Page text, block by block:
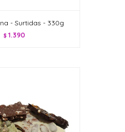
- Surtidas - 330g
$ 1.390